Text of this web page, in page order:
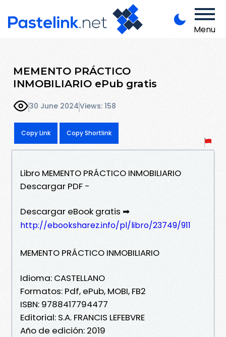
Menu
MEMENTO PRÁCTICO
INMOBILIARIO ePub gratis
30 June 2024Views: 158
Copy Link Copy Shortlink
Libro MEMENTO PRÁCTICO INMOBILIARIO
Descargar PDF -
Descargar eBook gratis ➡
http://ebooksharez.info/pl/libro/23749/911
MEMENTO PRÁCTICO INMOBILIARIO
Idioma: CASTELLANO
Formatos: Pdf, ePub, MOBI, FB2
ISBN: 9788417794477
Editorial: S.A. FRANCIS LEFEBVRE
Año de edición: 2019